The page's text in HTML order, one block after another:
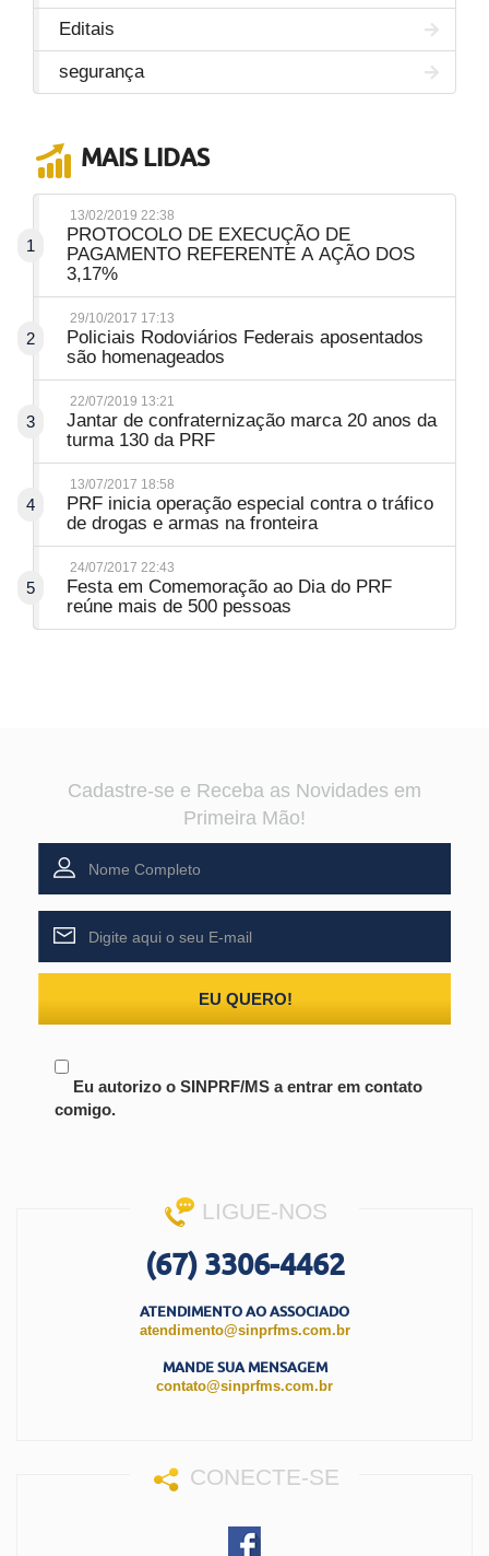
Editais
segurança
MAIS LIDAS
1
13/02/2019 22:38
PROTOCOLO DE EXECUÇÃO DE
PAGAMENTO REFERENTE A AÇÃO DOS
3,17%
2
29/10/2017 17:13
Policiais Rodoviários Federais aposentados
são homenageados
3
22/07/2019 13:21
Jantar de confraternização marca 20 anos da
turma 130 da PRF
4
13/07/2017 18:58
PRF inicia operação especial contra o tráfico
de drogas e armas na fronteira
5
24/07/2017 22:43
Festa em Comemoração ao Dia do PRF
reúne mais de 500 pessoas
Cadastre-se e Receba as Novidades em
Primeira Mão!
EU QUERO!
Eu autorizo o SINPRF/MS a entrar em contato
comigo.
LIGUE-NOS
(67) 3306-4462
ATENDIMENTO AO ASSOCIADO
atendimento@sinprfms.com.br
MANDE SUA MENSAGEM
contato@sinprfms.com.br
CONECTE-SE